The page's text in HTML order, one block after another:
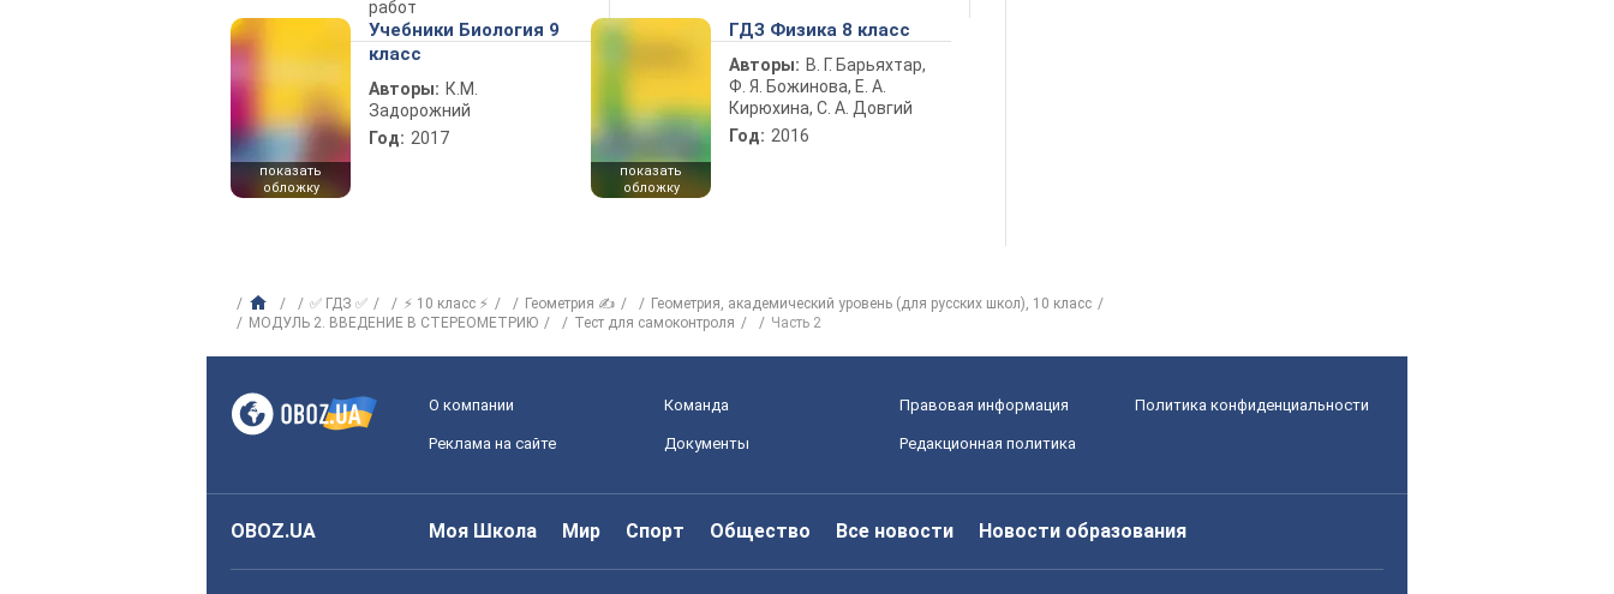
работ
показать
обложку
Учебники Биология 9
класс
Авторы: К.М.
Задорожний
Год: 2017
показать
обложку
ГДЗ Физика 8 класс
Авторы: В. Г. Барьяхтар,
Ф. Я. Божинова, Е. А.
Кирюхина, С. А. Довгий
Год: 2016
✅ ГДЗ ✅ ⚡ 10 класс ⚡ Геометрия ✍
Геометрия, академический уровень (для русских школ), 10 класс
МОДУЛЬ 2. ВВЕДЕНИЕ В СТЕРЕОМЕТРИЮ
Тест для самоконтроля Часть 2
О компании Команда Правовая информация Политика конфиденциальности
Реклама на сайте Документы Редакционная политика
OBOZ.UA Моя Школа Мир Спорт Общество Все новости Новости образования